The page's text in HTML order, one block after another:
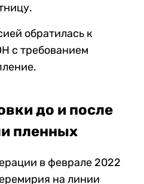
обратилась к
с требованием
до и после
пленных
в феврале 2022
на линии